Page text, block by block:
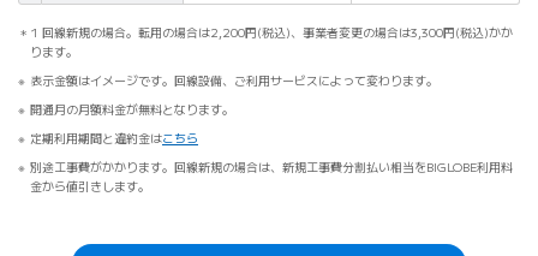
1 回線新規の場合。転用の場合は2,200円(税込)、事業者変更の場合は3,300円(税込)かか
ります。
表示金額はイメージです。回線設備、ご利用サービスによって変わります。
開通月の月額料金が無料となります。
定期利用期間と違約金はこちら
別途工事費がかかります。回線新規の場合は、新規工事費分割払い相当をBIGLOBE利用料
金から値引きします。